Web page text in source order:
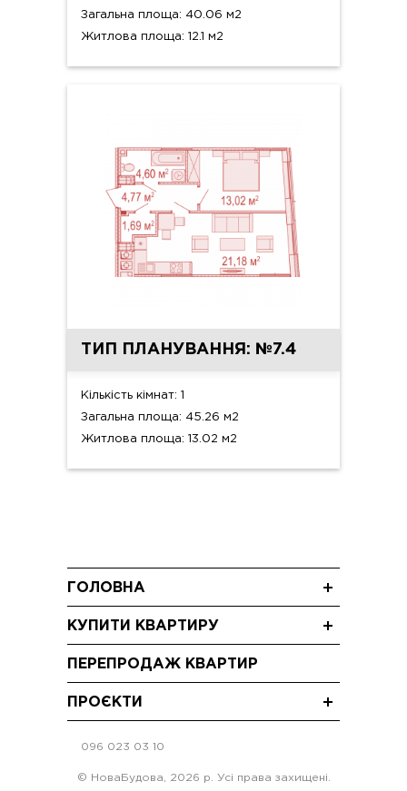
Загальна площа: 40.06 м2
Житлова площа: 12.1 м2
ТИП ПЛАНУВАННЯ: №7.4
Кількість кімнат: 1
Загальна площа: 45.26 м2
Житлова площа: 13.02 м2
ГОЛОВНА
Акції
Відео
КУПИТИ КВАРТИРУ
Однокімнатні квартири
ПЕРЕПРОДАЖ КВАРТИР
ПРОЄКТИ
ЖК "Щасливий"Софіївська Борщагівка
ЖК "Щасливий" Петропавлівська Борщагівка
096 023 03 10
© НоваБудова, 2026 р. Усі права захищені.